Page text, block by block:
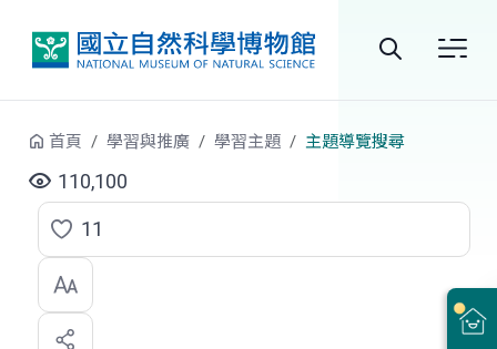
站
尋
首頁 學習與推廣 學習主題 主題導覽搜尋
110,100
點
選
喜
11